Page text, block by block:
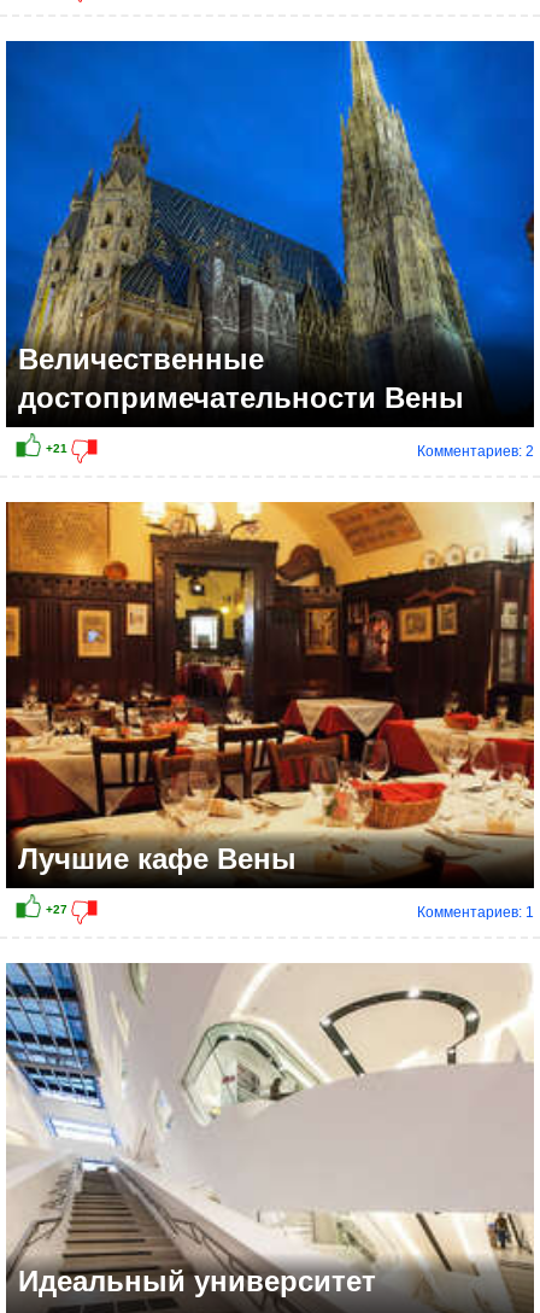
+11
+20
Величественные
достопримечательности Вены
Комментариев: 2
Лучшие кафе Вены
Комментариев: 1
Идеальный университет